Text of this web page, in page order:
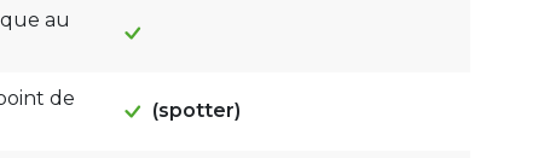
au
de
(spotter)